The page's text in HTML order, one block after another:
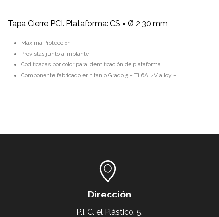
Tapa Cierre PCI. Plataforma: CS = Ø 2,30 mm
Máxima Protección
Provistas junto a Implante
Codificadas por color para identificación de plataforma.
Componente fabricado en titanio Grado 5 – Ti 6Al 4V alloy –
Dirección
P.I, C. el Plástico, 5,